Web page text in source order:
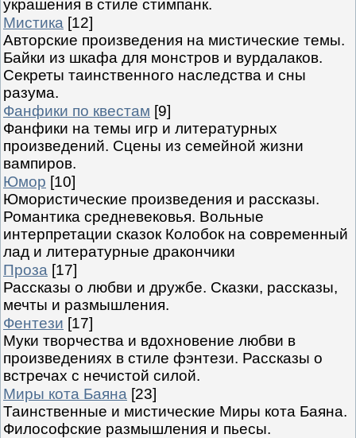
украшения в стиле стимпанк.
Мистика [12]
Авторские произведения на мистические темы.
Байки из шкафа для монстров и вурдалаков.
Секреты таинственного наследства и сны
разума.
Фанфики по квестам [9]
Фанфики на темы игр и литературных
произведений. Сцены из семейной жизни
вампиров.
Юмор [10]
Юмористические произведения и рассказы.
Романтика средневековья. Вольные
интерпретации сказок Колобок на современный
лад и литературные дракончики
Проза [17]
Рассказы о любви и дружбе. Сказки, рассказы,
мечты и размышления.
Фентези [17]
Муки творчества и вдохновение любви в
произведениях в стиле фэнтези. Рассказы о
встречах с нечистой силой.
Миры кота Баяна [23]
Таинственные и мистические Миры кота Баяна.
Философские размышления и пьесы.